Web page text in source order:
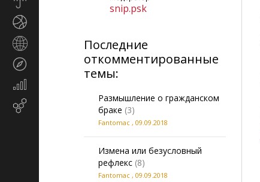
snip.psk
Последние
откомментированные
темы:
Размышление о гражданском
браке (3)
Fantomac , 09.09.2018
Измена или безусловный
рефлекс (8)
Fantomac , 09.09.2018